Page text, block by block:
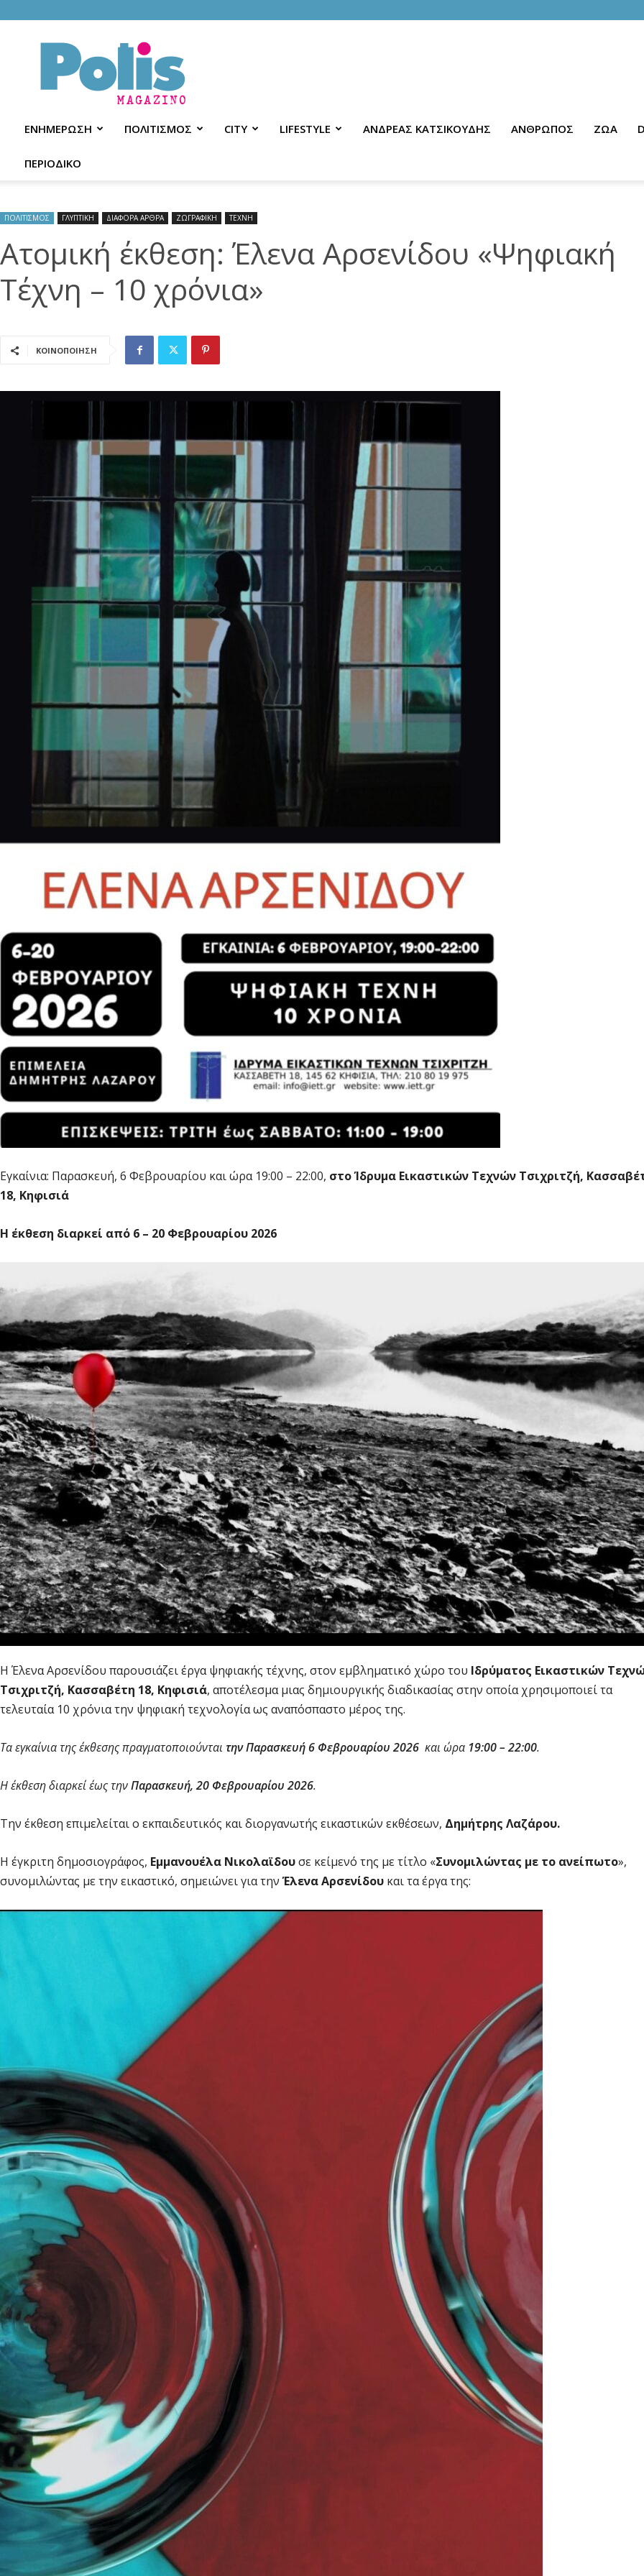
Polis
Magazino
ΕΝΗΜΕΡΩΣΗ ΠΟΛΙΤΙΣΜΟΣ CITY LIFESTYLE ΑΝΔΡΕΑΣ ΚΑΤΣΙΚΟΥΔΗΣ ΑΝΘΡΩΠΟΣ ΖΩΑ
ΠΕΡΙΟΔΙΚΟ
ΠΟΛΙΤΙΣΜΟΣ ΓΛΥΠΤΙΚΗ ΔΙΑΦΟΡΑ ΑΡΘΡΑ ΖΩΓΡΑΦΙΚΗ ΤΕΧΝΗ
Ατομική έκθεση: Έλενα Αρσενίδου «Ψηφιακή
Τέχνη – 10 χρόνια»
ΚΟΙΝΟΠΟΙΗΣΗ
Εγκαίνια: Παρασκευή, 6 Φεβρουαρίου και ώρα 19:00 – 22:00, στο Ίδρυμα Εικαστικών Τεχνών Τσιχριτζή,
18, Κηφισιά
Η έκθεση διαρκεί από 6 – 20 Φεβρουαρίου 2026
Η Έλενα Αρσενίδου παρουσιάζει έργα ψηφιακής τέχνης, στον εμβληματικό χώρο του Ιδρύματος Εικαστικών
Τσιχριτζή, Κασσαβέτη 18, Κηφισιά, αποτέλεσμα μιας δημιουργικής διαδικασίας στην οποία χρησιμοποιεί τα
τελευταία 10 χρόνια την ψηφιακή τεχνολογία ως αναπόσπαστο μέρος της.
Τα εγκαίνια της έκθεσης πραγματοποιούνται την Παρασκευή 6 Φεβρουαρίου 2026 και ώρα 19:00 – 22:00.
Η έκθεση διαρκεί έως τηνΠαρασκευή, 20 Φεβρουαρίου 2026.
Την έκθεση επιμελείται ο εκπαιδευτικός και διοργανωτής εικαστικών εκθέσεων, Δημήτρης Λαζάρου.
Η έγκριτη δημοσιογράφος, Εμμανουέλα Νικολαϊδουσε κείμενό της με τίτλο «Συνομιλώντας με το ανείπωτο»,
συνομιλώντας με την εικαστικό, σημειώνει για τηνΈλενα Αρσενίδου και τα έργα της: